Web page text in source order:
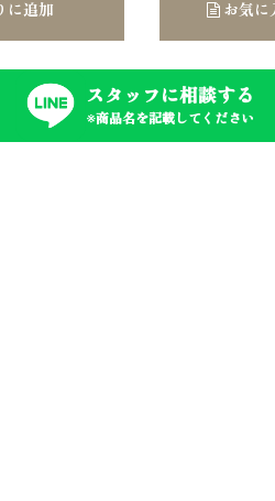
に追加 お気に
スタッフに相談する
※商品名を記載してください